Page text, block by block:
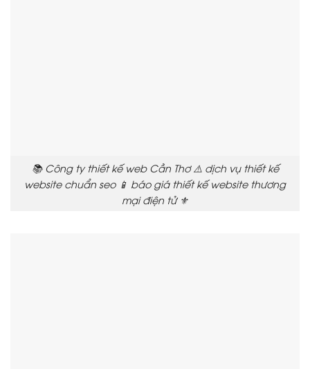
📚 Công ty thiết kế web Cần Thơ ⚠️ dịch vụ thiết kế
website chuẩn seo 📱 báo giá thiết kế website thương
mại điện tử ⚜️